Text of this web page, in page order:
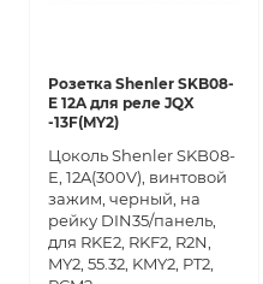
Розетка Shenler SKB08-
E 12A для реле JQX
-13F(MY2)
Цоколь Shenler SKB08-
E, 12A(300V), винтовой
зажим, черный, на
рейку DIN35/панель,
для RKE2, RKF2, R2N,
MY2, 55.32, KMY2, PT2,